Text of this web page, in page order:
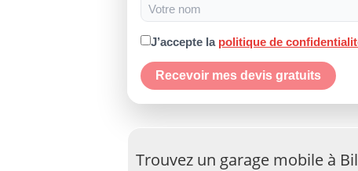
J’accepte la politique de
Recevoir mes devis gratuits
Trouvez un garage mobile à